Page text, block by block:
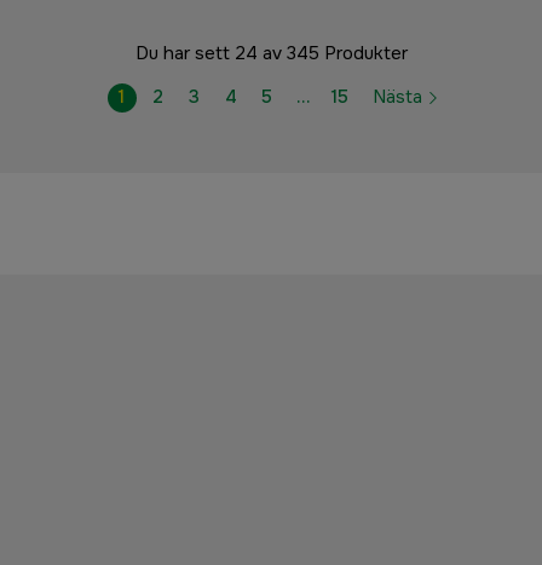
Du har sett 24 av 345 Produkter
1
2 3 4 5 … 15 Nästa